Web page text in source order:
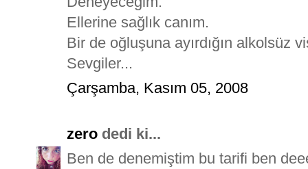
Ellerine sağlık canım.
Bir de oğluşuna ayırdığın alkolsüz
Sevgiler...
Çarşamba, Kasım 05, 2008
zero dedi ki...
Ben de denemiştim bu tarifi ben